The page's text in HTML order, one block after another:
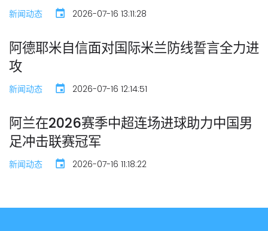
新闻动态 2026-07-16 13:11:28
阿德耶米自信面对国际米兰防线誓言全力进
攻
新闻动态 2026-07-16 12:14:51
阿兰在2026赛季中超连场进球助力中国男
足冲击联赛冠军
新闻动态 2026-07-16 11:18:22